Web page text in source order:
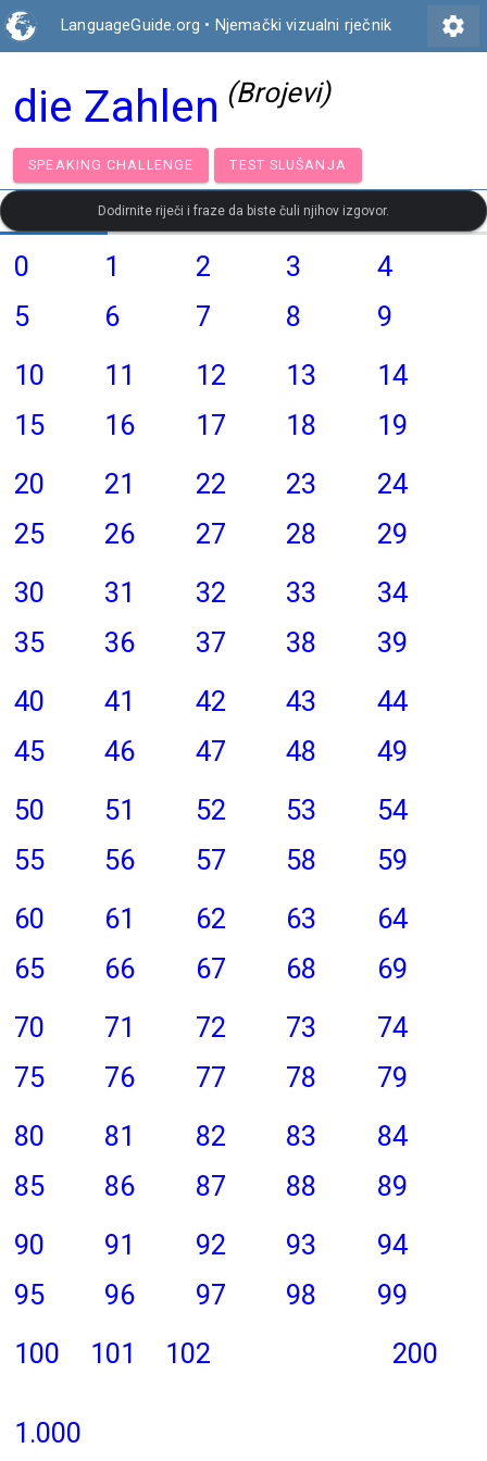
LanguageGuide.org • Njemački vizualni rječnik settings
die Zahlen (Brojevi)
SPEAKING CHALLENGE TEST SLUŠANJA
Dodirnite riječi i fraze da biste čuli njihov izgovor.
0 1 2 3
4
5
6 7 8
9
10
11 12 13
14
15
16 17 18
19
20
21 22 23
24
25
26 27 28
29
30
31 32 33
34
35
36 37 38
39
40
41 42 43
44
45
46 47 48
49
50
51 52 53
54
55
56 57 58
59
60
61 62 63
64
65
66 67 68
69
70
71 72 73
74
75
76 77 78
79
80
81 82 83
84
85
86 87 88
89
90
91 92 93
94
95
96 97 98
99
100
101 102 200
1.000